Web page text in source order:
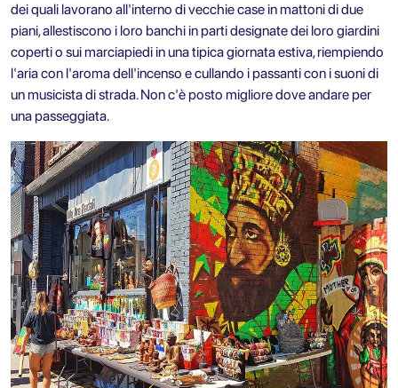
dei quali lavorano all'interno di vecchie case in mattoni di due
piani, allestiscono i loro banchi in parti designate dei loro giardini
coperti o sui marciapiedi in una tipica giornata estiva, riempiendo
l'aria con l'aroma dell'incenso e cullando i passanti con i suoni di
un musicista di strada. Non c'è posto migliore dove andare per
una passeggiata.